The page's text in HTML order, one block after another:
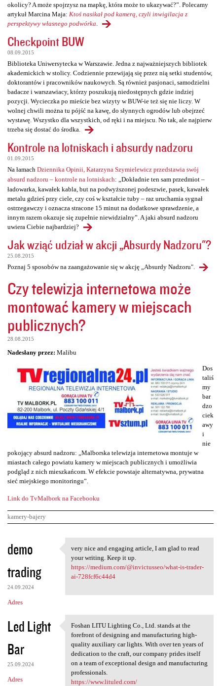
okolicy? A może spojrzysz na mapkę, która może to ukazywać?”. Polecamy
artykuł Marcina Maja: Ktoś nasikał pod kamerą, czyli inwigilacja z
perspektywy własnego podwórka
Checkpoint BUW
08.09.2015
Biblioteka Uniwersytecka w Warszawie. Jedna z najważniejszych bibliotek
akademickich w stolicy. Codziennie przewijają się przez nią setki studentów,
doktorantów i pracowników naukowych. Są również pasjonaci, samodzielni
badacze i warszawiacy, którzy poszukują niedostępnych gdzie indziej
pozycji. Wycieczka po mieście bez wizyty w BUW-ie też się nie liczy. W
wolnej chwili można tu pójść na kawę, do słynnych ogrodów lub obejrzeć
wystawę. Wszystko dla wszystkich, od ręki i na miejscu. No tak, ale najpierw
trzeba się dostać do środka.
Kontrole na lotniskach i absurdy nadzoru
01.09.2015
Na łamach Dziennika Opinii, Katarzyna Szymielewicz przedstawia swój
absurd nadzoru – kontrole na lotniskach: „Dokładnie ten sam przedmiot –
ładowarka, kawałek kabla, but na podwyższonej podeszwie, pasek, kawałek
metalu gdzieś przy ciele, czy coś w kształcie tuby – raz uruchamia sygnał
ostrzegawczy i oznacza stracone 15 minut na dodatkowe sprawdzenie, a
innym razem okazuje się zupełnie niewidzialny”. A jaki absurd nadzoru
uwiera Ciebie najbardziej?
Jak wziąć udział w akcji „Absurdy Nadzoru"?
25.08.2015
Poznaj 5 sposobów na zaangażowanie się w akcję „Absurdy Nadzoru".
Czy telewizja internetowa może
montować kamery w miejscach
publicznych?
28.08.2015
Nadesłany przez: Malibu
Dos
taliś
my
bar
dzo
ciek
awy
i
nie
pokojący absurd nadzoru: „Malborska telewizja internetowa montuje w
miastach całego powiatu kamery w miejscach publicznych i umożliwia
podgląd z nich mieszkańcom. W efekcie powstaje alternatywna, prywatna
sieć miejskiego monitoringu”.
Link do TvMalbork na Facebooku
kamery-bajery
K
o
m
e
n
a
r
z
e
demo
trading
24.09.2024
Adres
very nice and engaging
very nice and engaging article, I am glad to read
your writing. Keep it up.
https://medium.com/@invictusseo/what-is-trader-
ai-728fcf6c44d4
Led Light
Bar
25.09.2024
Adres
Foshan LITU Lighting Co., Ltd
Foshan LITU Lighting Co., Ltd. stands at the
forefront of designing and manufacturing high-
quality auxiliary car lights. With over ten years of
dedication to the craft, our company prides itself
on a team of exceptional design and manufacturing
professionals.
https://www.lituled.com/